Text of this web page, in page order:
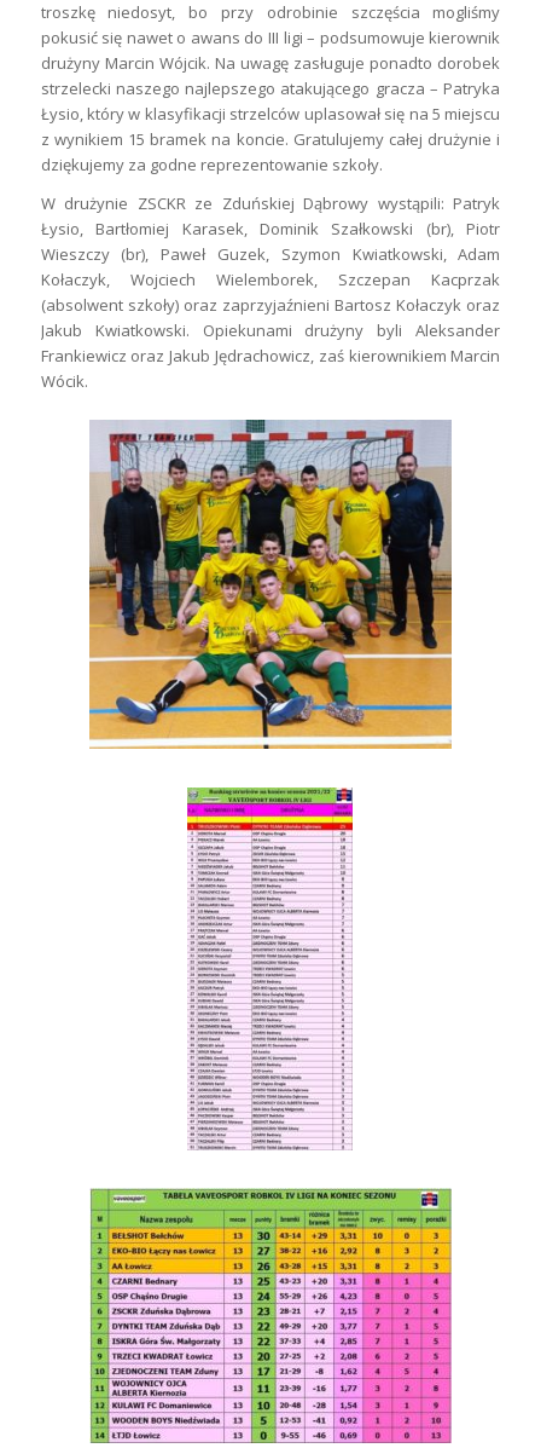
troszkę niedosyt, bo przy odrobinie szczęścia mogliśmy
pokusić się nawet o awans do III ligi – podsumowuje kierownik
drużyny Marcin Wójcik. Na uwagę zasługuje ponadto dorobek
strzelecki naszego najlepszego atakującego gracza – Patryka
Łysio, który w klasyfikacji strzelców uplasował się na 5 miejscu
z wynikiem 15 bramek na koncie. Gratulujemy całej drużynie i
dziękujemy za godne reprezentowanie szkoły.
W drużynie ZSCKR ze Zduńskiej Dąbrowy wystąpili: Patryk
Łysio, Bartłomiej Karasek, Dominik Szałkowski (br), Piotr
Wieszczy (br), Paweł Guzek, Szymon Kwiatkowski, Adam
Kołaczyk, Wojciech Wielemborek, Szczepan Kacprzak
(absolwent szkoły) oraz zaprzyjaźnieni Bartosz Kołaczyk oraz
Jakub Kwiatkowski. Opiekunami drużyny byli Aleksander
Frankiewicz oraz Jakub Jędrachowicz, zaś kierownikiem Marcin
Wócik.